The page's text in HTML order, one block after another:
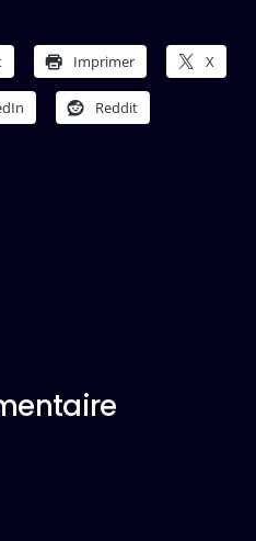
Imprimer X
Reddit